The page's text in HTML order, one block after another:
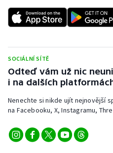
Sportovní střelba
Triatlon
Vodní slalom
Volejbal
SOCIÁLNÍ SÍTĚ
Odteď vám už nic
i na dalších
Nenechte si nikde ujít nejnovější
na Facebooku, X, Instagramu,